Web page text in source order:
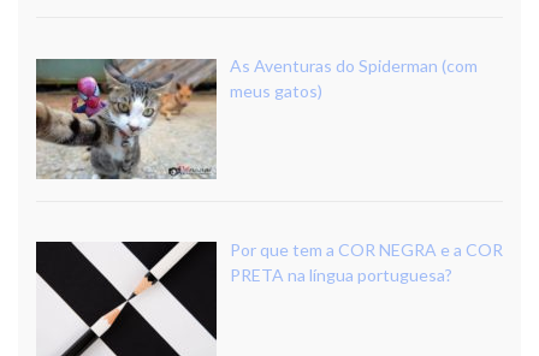
As Aventuras do Spiderman (com
meus gatos)
Por que tem a COR NEGRA e a COR
PRETA na língua portuguesa?